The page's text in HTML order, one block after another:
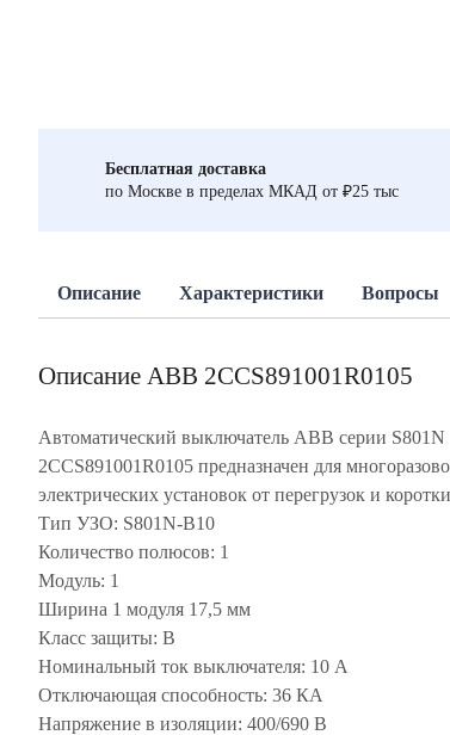
Бесплатная доставка
по Москве в пределах МКАД от ₽25 тыс
Описание Характеристики Вопросы
Описание ABB 2CCS891001R0105
Автоматический выключатель ABB серии S801N
2CCS891001R0105 предназначен для
электрических установок от перегрузок и
Тип УЗО: S801N-B10
Количество полюсов: 1
Модуль: 1
Ширина 1 модуля 17,5 мм
Класс защиты: В
Номинальный ток выключателя: 10 А
Отключающая способность: 36 КА
Напряжение в изоляции: 400/690 В